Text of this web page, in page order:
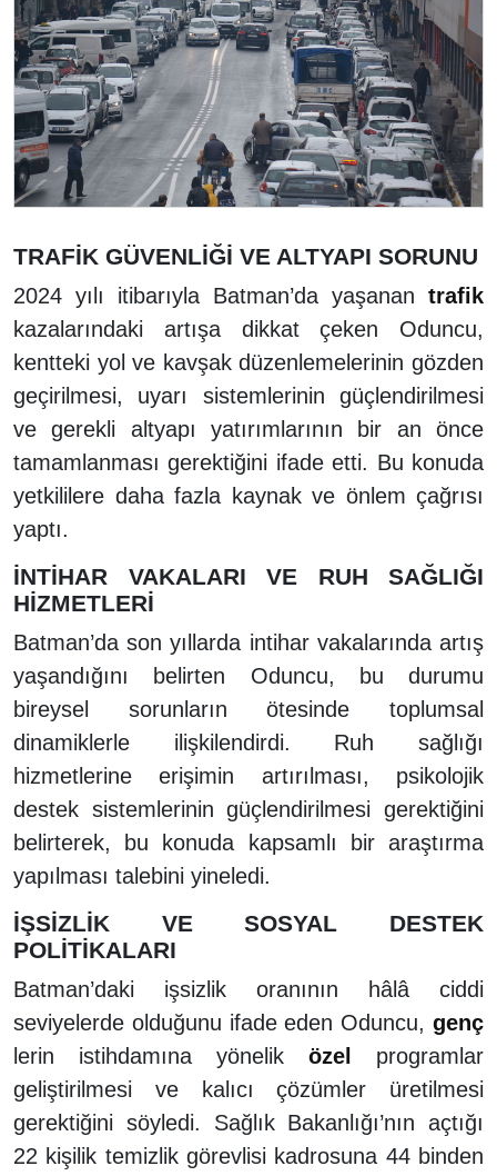
TRAFİK GÜVENLİĞİ VE ALTYAPI SORUNU
2024 yılı itibarıyla Batman’da yaşanan trafik
kazalarındaki artışa dikkat çeken Oduncu,
kentteki yol ve kavşak düzenlemelerinin gözden
geçirilmesi, uyarı sistemlerinin güçlendirilmesi
ve gerekli altyapı yatırımlarının bir an önce
tamamlanması gerektiğini ifade etti. Bu konuda
yetkililere daha fazla kaynak ve önlem çağrısı
yaptı.
İNTİHAR VAKALARI VE RUH SAĞLIĞI
HİZMETLERİ
Batman’da son yıllarda intihar vakalarında artış
yaşandığını belirten Oduncu, bu durumu
bireysel sorunların ötesinde toplumsal
dinamiklerle ilişkilendirdi. Ruh sağlığı
hizmetlerine erişimin artırılması, psikolojik
destek sistemlerinin güçlendirilmesi gerektiğini
belirterek, bu konuda kapsamlı bir araştırma
yapılması talebini yineledi.
İŞSİZLİK VE SOSYAL DESTEK
POLİTİKALARI
Batman’daki işsizlik oranının hâlâ ciddi
seviyelerde olduğunu ifade eden Oduncu, genç
lerin istihdamına yönelik özel
programlar
geliştirilmesi ve kalıcı çözümler üretilmesi
gerektiğini söyledi. Sağlık Bakanlığı’nın açtığı
22 kişilik temizlik görevlisi kadrosuna 44 binden